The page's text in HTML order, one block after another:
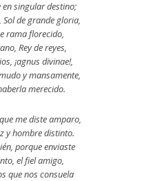
singular destino;
de grande gloria,
rama florecido,
Rey de reyes,
¡agnus divinae!,
y mansamente,
merecido.
me diste amparo,
y hombre distinto.
porque enviaste
el fiel amigo,
que nos consuela